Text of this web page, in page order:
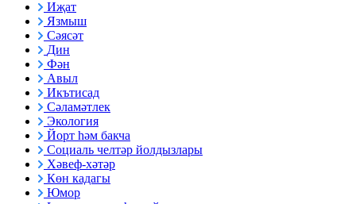
Иҗат
Язмыш
Сәясәт
Дин
Фән
Авыл
Икътисад
Сәламәтлек
Экология
Йорт һәм бакча
Социаль челтәр йолдызлары
Хәвеф-хәтәр
Көн кадагы
Юмор